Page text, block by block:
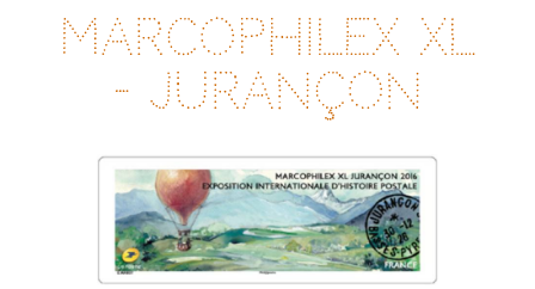
Marcophilex XL
- Jurançon